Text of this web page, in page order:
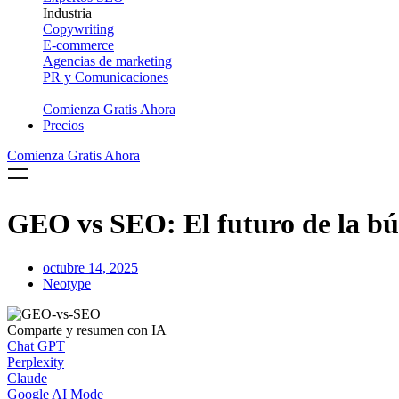
Industria
Copywriting
E-commerce
Agencias de marketing
PR y Comunicaciones
Comienza Gratis Ahora
Precios
Comienza Gratis Ahora
GEO vs SEO: El futuro de la
octubre 14, 2025
Neotype
Comparte y resumen con IA
Chat GPT
Perplexity
Claude
Google AI Mode